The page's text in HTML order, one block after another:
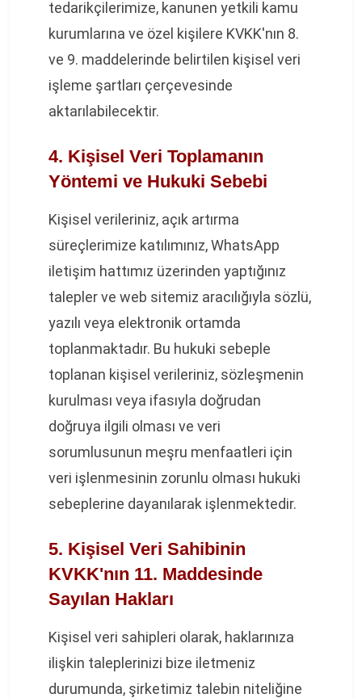
tedarikçilerimize, kanunen yetkili kamu
kurumlarına ve özel kişilere KVKK'nın 8.
ve 9. maddelerinde belirtilen kişisel veri
işleme şartları çerçevesinde
aktarılabilecektir.
4. Kişisel Veri Toplamanın
Yöntemi ve Hukuki Sebebi
Kişisel verileriniz, açık artırma
süreçlerimize katılımınız, WhatsApp
iletişim hattımız üzerinden yaptığınız
talepler ve web sitemiz aracılığıyla sözlü,
yazılı veya elektronik ortamda
toplanmaktadır. Bu hukuki sebeple
toplanan kişisel verileriniz, sözleşmenin
kurulması veya ifasıyla doğrudan
doğruya ilgili olması ve veri
sorumlusunun meşru menfaatleri için
veri işlenmesinin zorunlu olması hukuki
sebeplerine dayanılarak işlenmektedir.
5. Kişisel Veri Sahibinin
KVKK'nın 11. Maddesinde
Sayılan Hakları
Kişisel veri sahipleri olarak, haklarınıza
ilişkin taleplerinizi bize iletmeniz
durumunda, şirketimiz talebin niteliğine